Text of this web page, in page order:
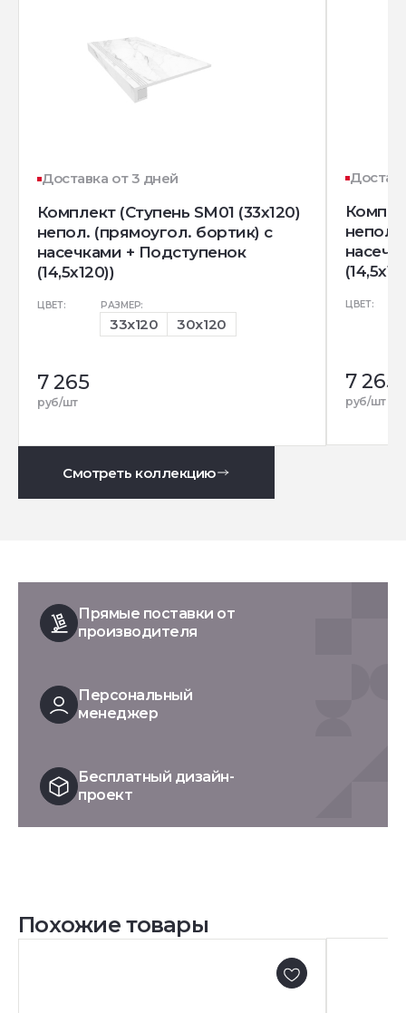
Доставка от 3 дней
Комплект (Ступень SM01 (33x120)
непол. (прямоугол. бортик) с
насечками + Подступенок
(14,5x120))
ЦВЕТ: РАЗМЕР:
33x120 30x120
7 265
руб/шт
непол.
ЦВЕТ:
7 265
руб/шт
Смотреть коллекцию
Прямые поставки от
производителя
Персональный
менеджер
Бесплатный дизайн-
проект
Похожие товары